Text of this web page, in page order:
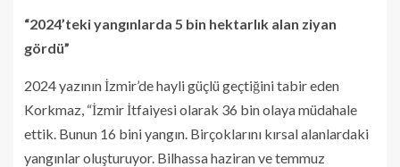
“2024’teki yangınlarda 5 bin hektarlık alan ziyan
gördü”
2024 yazının İzmir’de hayli güçlü geçtiğini tabir eden
Korkmaz, “İzmir İtfaiyesi olarak 36 bin olaya müdahale
ettik. Bunun 16 bini yangın. Birçoklarını kırsal alanlardaki
yangınlar oluşturuyor. Bilhassa haziran ve temmuz